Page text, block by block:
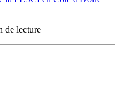
de lecture